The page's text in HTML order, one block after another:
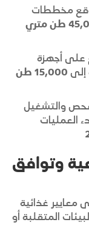
مخططات
متري
على أجهزة
15,000طن
والتشغيل
2024، مع بدء العمليات
وتوافق
معايير غذائية
المتقلبة أو